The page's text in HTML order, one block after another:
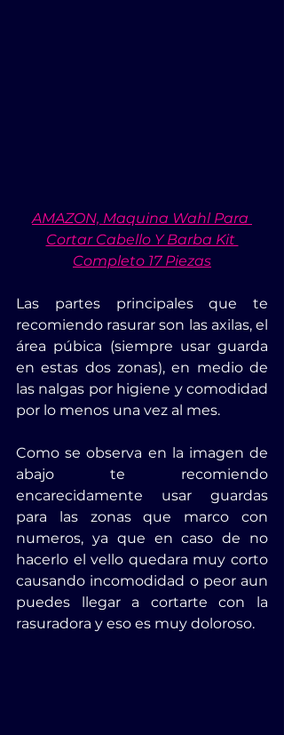
AMAZON, Maquina Wahl Para
Cortar Cabello Y Barba Kit
Completo 17 Piezas
Las partes principales que te
recomiendo rasurar son las axilas, el
área púbica (siempre usar guarda
en estas dos zonas), en medio de
las nalgas por higiene y comodidad
por lo menos una vez al mes.
Como se observa en la imagen de
abajo te recomiendo
encarecidamente usar guardas
para las zonas que marco con
numeros, ya que en caso de no
hacerlo el vello quedara muy corto
causando incomodidad o peor aun
puedes llegar a cortarte con la
rasuradora y eso es muy doloroso.